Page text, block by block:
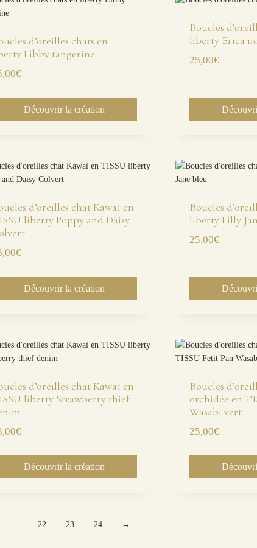
d’oreilles chats en
Libby tangerine
€
Découvrir la création
Boucles
liberty Erica
25,00€
d’oreilles chat Kawaï en
liberty Poppy and Daisy
€
Découvrir la création
Boucles
liberty Lilly
25,00€
d’oreilles chat Kawaï en
liberty Strawberry thief
€
Découvrir la création
Boucles
orchidée en
Wasabi vert
25,00€
… 22 23 24 →